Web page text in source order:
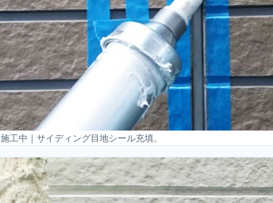
施工中｜サイディング目地シール充填。